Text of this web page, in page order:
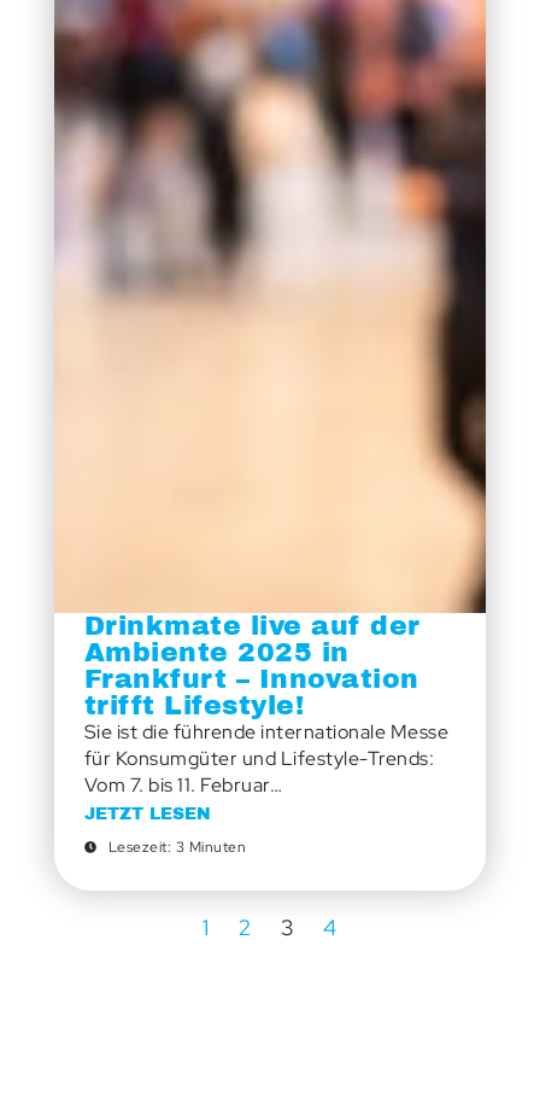
Drinkmate live auf der
Ambiente 2025 in
Frankfurt – Innovation
trifft Lifestyle!
Sie ist die führende internationale Messe
für Konsumgüter und Lifestyle-Trends:
Vom 7. bis 11. Februar…
JETZT LESEN
Lesezeit: 3 Minuten
1 2 3 4